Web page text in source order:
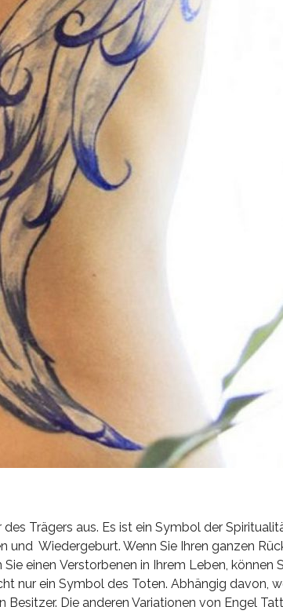
Trägers aus. Es ist ein Symbol der
und Wiedergeburt. Wenn Sie Ihren ganzen
einen Verstorbenen in Ihrem Leben, können
nur ein Symbol des Toten. Abhängig davon,
Die anderen Variationen von Engel